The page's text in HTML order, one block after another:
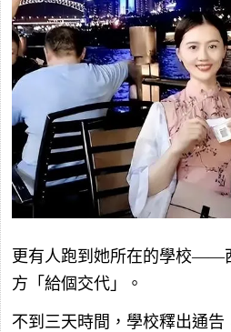
更有人跑到她所在的學校——
方「給個交代」。
不到三天時間，學校釋出通告